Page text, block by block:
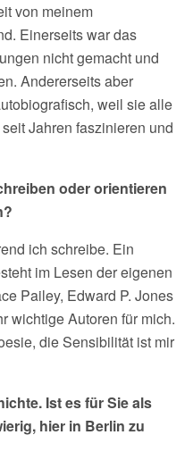
von meinem
Einerseits war das
nicht gemacht und
Andererseits aber
weil sie alle
Jahren faszinieren und
oder orientieren
ich schreibe. Ein
im Lesen der eigenen
Pailey, Edward P. Jones
wichtige Autoren für mich.
die Sensibilität ist mir
Ist es für Sie als
hier in Berlin zu